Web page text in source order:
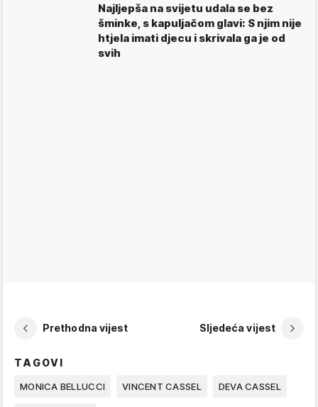
Najljepša na svijetu udala se bez
šminke, s kapuljačom glavi: S njim nije
htjela imati djecu i skrivala ga je od
svih
Prethodna vijest Sljedeća vijest
TAGOVI
MONICA BELLUCCI VINCENT CASSEL DEVA CASSEL